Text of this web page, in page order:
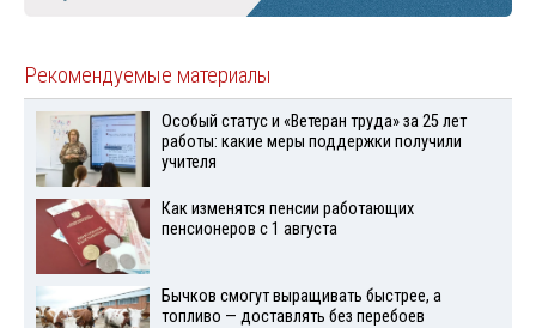
Рекомендуемые материалы
Особый статус и «Ветеран труда» за 25 лет
работы: какие меры поддержки получили
учителя
Как изменятся пенсии работающих
пенсионеров с 1 августа
Бычков смогут выращивать быстрее, а
топливо — доставлять без перебоев